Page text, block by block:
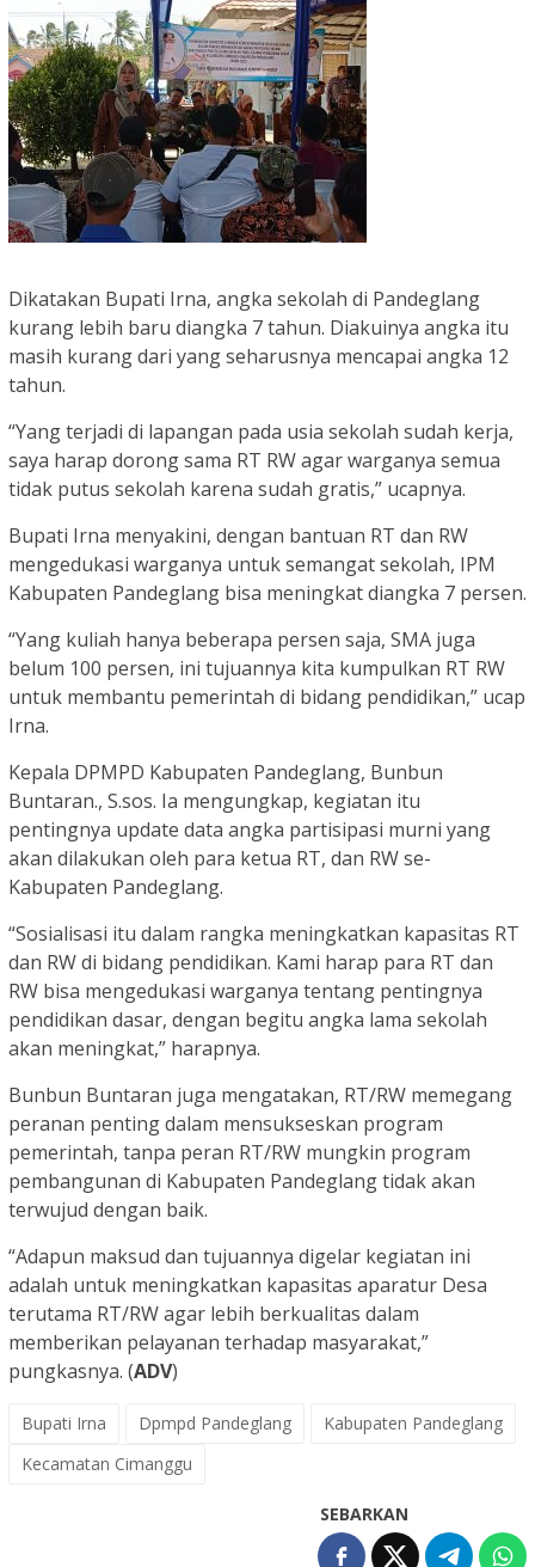
Dikatakan Bupati Irna, angka sekolah di Pandeglang
kurang lebih baru diangka 7 tahun. Diakuinya angka itu
masih kurang dari yang seharusnya mencapai angka 12
tahun.
“Yang terjadi di lapangan pada usia sekolah sudah kerja,
saya harap dorong sama RT RW agar warganya semua
tidak putus sekolah karena sudah gratis,” ucapnya.
Bupati Irna menyakini, dengan bantuan RT dan RW
mengedukasi warganya untuk semangat sekolah, IPM
Kabupaten Pandeglang bisa meningkat diangka 7 persen.
“Yang kuliah hanya beberapa persen saja, SMA juga
belum 100 persen, ini tujuannya kita kumpulkan RT RW
untuk membantu pemerintah di bidang pendidikan,” ucap
Irna.
Kepala DPMPD Kabupaten Pandeglang, Bunbun
Buntaran., S.sos. Ia mengungkap, kegiatan itu
pentingnya update data angka partisipasi murni yang
akan dilakukan oleh para ketua RT, dan RW se-
Kabupaten Pandeglang.
“Sosialisasi itu dalam rangka meningkatkan kapasitas RT
dan RW di bidang pendidikan. Kami harap para RT dan
RW bisa mengedukasi warganya tentang pentingnya
pendidikan dasar, dengan begitu angka lama sekolah
akan meningkat,” harapnya.
Bunbun Buntaran juga mengatakan, RT/RW memegang
peranan penting dalam mensukseskan program
pemerintah, tanpa peran RT/RW mungkin program
pembangunan di Kabupaten Pandeglang tidak akan
terwujud dengan baik.
“Adapun maksud dan tujuannya digelar kegiatan ini
adalah untuk meningkatkan kapasitas aparatur Desa
terutama RT/RW agar lebih berkualitas dalam
memberikan pelayanan terhadap masyarakat,”
pungkasnya. (ADV)
Bupati Irna Dpmpd Pandeglang
Kabupaten Pandeglang
Kecamatan Cimanggu
SEBARKAN